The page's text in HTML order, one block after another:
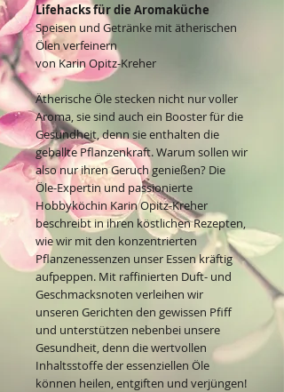
Lifehacks für die Aromaküche
Speisen und Getränke mit ätherischen
Ölen verfeinern
von Karin Opitz-Kreher
Ätherische Öle stecken nicht nur voller
Aroma, sie sind auch ein Booster für die
Gesundheit, denn sie enthalten die
geballte Pflanzenkraft. Warum sollen wir
also nur ihren Geruch genießen? Die
Öle-Expertin und passionierte
Hobbyköchin Karin Opitz-Kreher
beschreibt in ihren köstlichen Rezepten,
wie wir mit den konzentrierten
Pflanzenessenzen unser Essen kräftig
aufpeppen. Mit raffinierten Duft- und
Geschmacksnoten verleihen wir
unseren Gerichten den gewissen Pfiff
und unterstützen nebenbei unsere
Gesundheit, denn die wertvollen
Inhaltsstoffe der essenziellen Öle
können heilen, entgiften und verjüngen!